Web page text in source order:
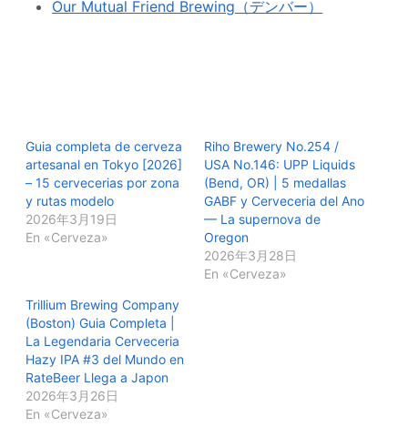
Our Mutual Friend Brewing（デンバー）
Guia completa de cerveza
artesanal en Tokyo [2026]
– 15 cervecerias por zona
y rutas modelo
2026年3月19日
En «Cerveza»
Riho Brewery No.254 /
USA No.146: UPP Liquids
(Bend, OR) | 5 medallas
GABF y Cerveceria del Ano
— La supernova de
Oregon
2026年3月28日
En «Cerveza»
Trillium Brewing Company
(Boston) Guia Completa |
La Legendaria Cerveceria
Hazy IPA #3 del Mundo en
RateBeer Llega a Japon
2026年3月26日
En «Cerveza»